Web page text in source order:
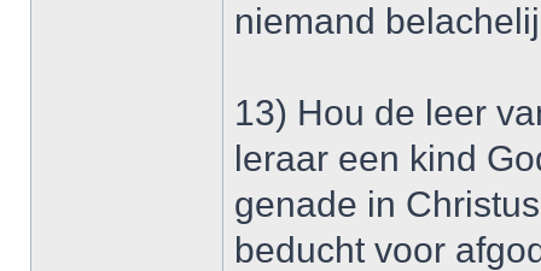
niemand
13) Hou de leer
leraar een kind
genade in
beducht voor